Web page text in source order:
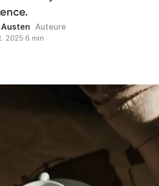
Austen Auteure
2025∙6 min